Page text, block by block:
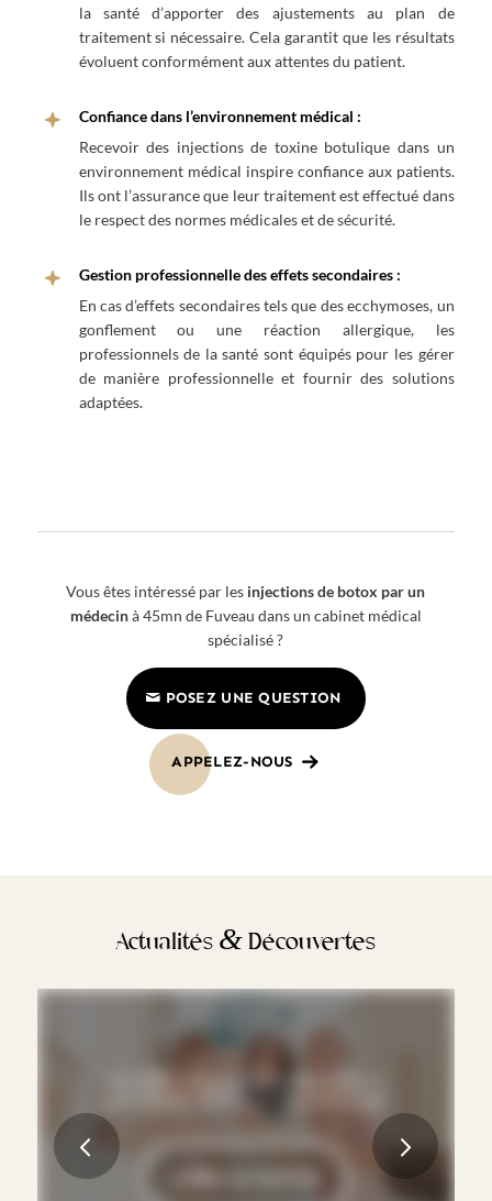
la santé d’apporter des ajustements au plan de
traitement si nécessaire. Cela garantit que les résultats
évoluent conformément aux attentes du patient.
Confiance dans l’environnement médical :
Recevoir des injections de toxine botulique dans un
environnement médical inspire confiance aux patients.
Ils ont l’assurance que leur traitement est effectué dans
le respect des normes médicales et de sécurité.
Gestion professionnelle des effets secondaires :
En cas d’effets secondaires tels que des ecchymoses, un
gonflement ou une réaction allergique, les
professionnels de la santé sont équipés pour les gérer
de manière professionnelle et fournir des solutions
adaptées.
Vous êtes intéressé par les injections de botox par un
médecinà 45mn de Fuveau dans un cabinet médical
spécialisé ?
POSEZ UNE QUESTION
APPELEZ-NOUS
Actualités & Découvertes
Les différences culturelles dans la
Suivant